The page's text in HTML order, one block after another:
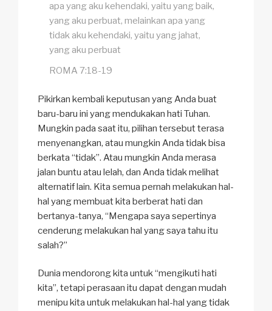
apa yang aku kehendaki, yaitu yang baik,
yang aku perbuat, melainkan apa yang
tidak aku kehendaki, yaitu yang jahat,
yang aku perbuat
ROMA 7:18-19
Pikirkan kembali keputusan yang Anda buat
baru-baru ini yang mendukakan hati Tuhan.
Mungkin pada saat itu, pilihan tersebut terasa
menyenangkan, atau mungkin Anda tidak bisa
berkata “tidak”. Atau mungkin Anda merasa
jalan buntu atau lelah, dan Anda tidak melihat
alternatif lain. Kita semua pernah melakukan hal-
hal yang membuat kita berberat hati dan
bertanya-tanya, “Mengapa saya sepertinya
cenderung melakukan hal yang saya tahu itu
salah?”
Dunia mendorong kita untuk “mengikuti hati
kita”, tetapi perasaan itu dapat dengan mudah
menipu kita untuk melakukan hal-hal yang tidak